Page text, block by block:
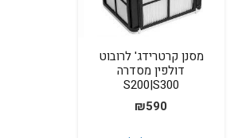
מסנן קרטרידג' לרובוט
דולפין מסדרה
S200|S300
₪590